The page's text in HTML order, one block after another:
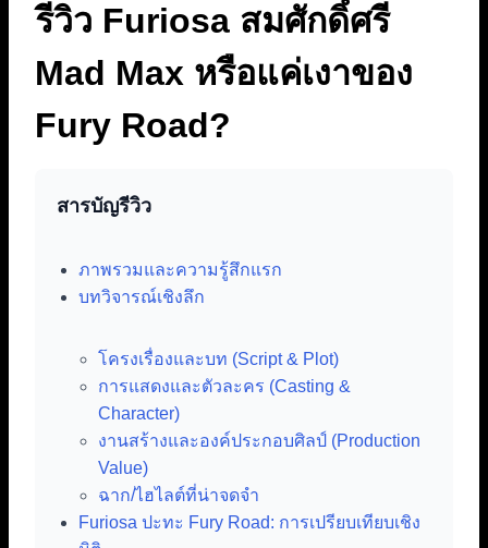
รีวิว Furiosa สมศักดิ์ศรี
Mad Max หรือแค่เงาของ
Fury Road?
สารบัญรีวิว
ภาพรวมและความรู้สึกแรก
บทวิจารณ์เชิงลึก
โครงเรื่องและบท (Script & Plot)
การแสดงและตัวละคร (Casting &
Character)
งานสร้างและองค์ประกอบศิลป์ (Production
Value)
ฉาก/ไฮไลต์ที่น่าจดจำ
Furiosa ปะทะ Fury Road: การเปรียบเทียบเชิง